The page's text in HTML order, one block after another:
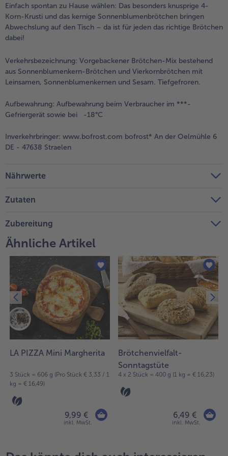
Weiterempfehlen &
Einfach spontan zu Hause wählen: Das besonders knusprige 4-
Korn-Krusti und das kernige Sonnenblumenbrötchen bringen
Abwechslung auf den Tisch – da ist für jeden das richtige Brötchen
dabei!
Verkehrsbezeichnung: Vorgebackener Brötchen-Mix bestehend
aus Sonnenblumenkern-Brötchen und Vierkornbrötchen mit
Leinsamen, Sonnenblumenkernen und Sesam. Tiefgefroren.
Aufbewahrung: Aufbewahrung beim Verbraucher im ***-
Gefriergerät sowie bei -18°C
Inverkehrbringer: www.bofrost.com bofrost* An der Oelmühle 6
DE - 47638 Straelen
Nährwerte
Zutaten
Zubereitung
Ähnliche Artikel
LA PIZZA Mini Margherita
3 Stück = 606 g (Pro Stück € 3,33 / 1
kg = € 16,49)
9,99 €
inkl. MwSt.
Brötchenvielfalt-
Sonntagstüte
4 x 2 Stück = 400 g (1 kg = € 16,23)
6,49 €
inkl. MwSt.